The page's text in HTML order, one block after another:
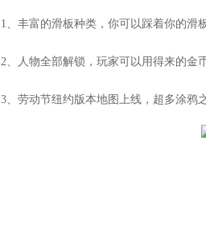
1、丰富的滑板种类，你可以踩着你的滑
2、人物全部解锁，玩家可以用得来的金
3、劳动节纽约版本地图上线，超多涂鸦